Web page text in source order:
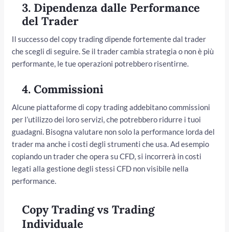
3. Dipendenza dalle Performance
del Trader
Il successo del copy trading dipende fortemente dal trader
che scegli di seguire. Se il trader cambia strategia o non è più
performante, le tue operazioni potrebbero risentirne.
4.Commissioni
Alcune piattaforme di copy trading addebitano commissioni
per l’utilizzo dei loro servizi, che potrebbero ridurre i tuoi
guadagni. Bisogna valutare non solo la performance lorda del
trader ma anche i costi degli strumenti che usa. Ad esempio
copiando un trader che opera su CFD, si incorrerà in costi
legati alla gestione degli stessi CFD non visibile nella
performance.
Copy Trading vs Trading
Individuale